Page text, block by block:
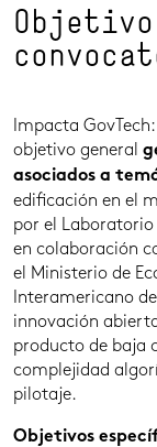
Impacta
objetivo general
asociados a
edificación en el
por el Laboratorio
en colaboración
el Ministerio de
Interamericano
innovación
producto de baja
complejidad
pilotaje.
Objetivos